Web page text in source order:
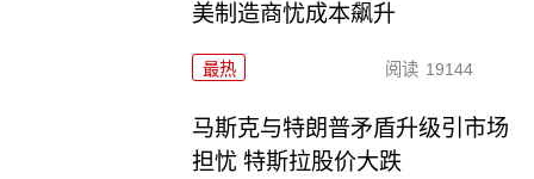
美制造商忧成本飙升
最热 阅读 19144
马斯克与特朗普矛盾升级引市场
担忧 特斯拉股价大跌